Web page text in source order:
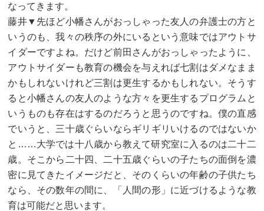
なってきます。
藤井▼先ほど小幡さんがおっしゃった友人の弁護士の方と
いうのも、我々の秩序の外にいるという意味ではアウトサ
イダーですよね。だけど前田さんがおっしゃったように、
アウトサイダーも教育の機会を与えれば七割はダメなまま
かもしれないけれど三割は更生するかもしれない。そうす
ると小幡さんの友人のような方々を更生するプログラムと
いうものも存在はするのだろうと思うのですね。僕の直感
でいうと、三十歳ぐらいならギリギリいけるのではないか
と……大学では十八歳から教えて研究室に入るのは二十二
歳。そこから二十四、二十五歳ぐらいの子たちの面倒を濃
密に見てきたイメージだと、そのくらいの年齢の子供たち
なら、その数年の間に、「人間の形」に近づけるような教
育は可能だと思います。